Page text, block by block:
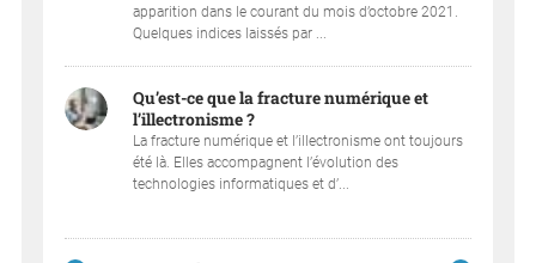
apparition dans le courant du mois d’octobre 2021.
Quelques indices laissés par ...
Qu’est-ce que la fracture numérique et
l’illectronisme ?
La fracture numérique et l’illectronisme ont toujours
été là. Elles accompagnent l’évolution des
technologies informatiques et d’...